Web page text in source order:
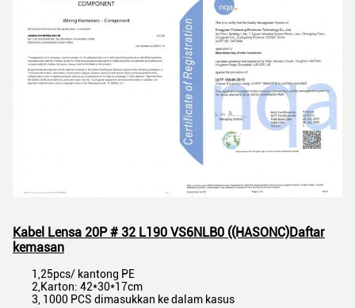
Kabel Lensa 20P # 32 L190 VS6NLB0 ((HASONC)Daftar
kemasan
1,25pcs/ kantong PE
2,Karton: 42*30*17cm
3, 1000 PCS dimasukkan ke dalam kasus